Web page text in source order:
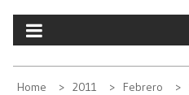
Home 2011 Febrero